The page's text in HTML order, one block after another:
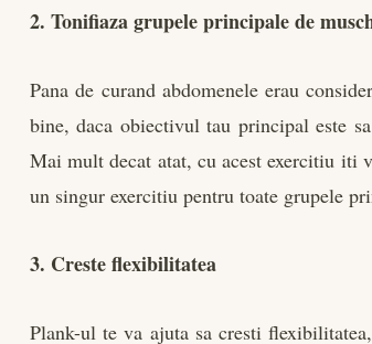
2. Tonifiaza grupele principale de
Pana de curand abdomenele erau
bine, daca obiectivul tau principal este
Mai mult decat atat, cu acest exercitiu iti
un singur exercitiu pentru toate grupele
3. Creste flexibilitatea
Plank-ul te va ajuta sa cresti